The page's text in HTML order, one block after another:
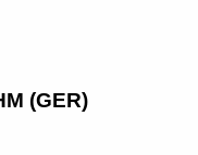
(GER)